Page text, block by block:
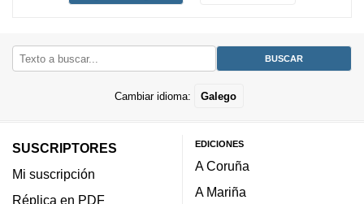
Cambiar idioma: Galego
SUSCRIPTORES
Mi suscripción
Réplica en PDF
EDICIONES
A Coruña
A Mariña